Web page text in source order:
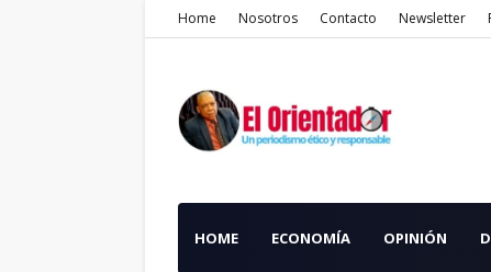
Home Nosotros Contacto Newsletter
HOME ECONOMÍA OPINIÓN